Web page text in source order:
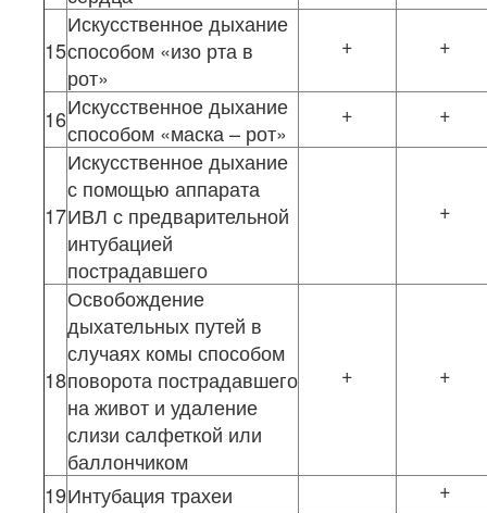
15
Искусственное дыхание
способом «изо рта в
рот»
+ +
16Искусственное дыхание
способом «маска – рот»
+ +
17
Искусственное дыхание
с помощью аппарата
ИВЛ с предварительной
интубацией
пострадавшего
+
18
Освобождение
дыхательных путей в
случаях комы способом
поворота пострадавшего
на живот и удаление
слизи салфеткой или
баллончиком
+ +
19Интубация трахеи +